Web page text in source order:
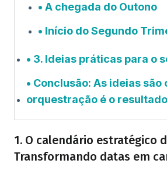
A chegada do Outono
Início do Segundo
3. Ideias práticas para o
Conclusão: As ideias são
orquestração é o resultado
1. O calendário estratégico
Transformando datas em